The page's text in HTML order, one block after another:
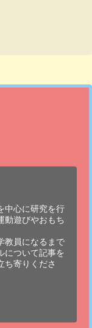
中心に研究を行
動遊びやおもち
教員になるまで
について記事を
ち寄りくださ